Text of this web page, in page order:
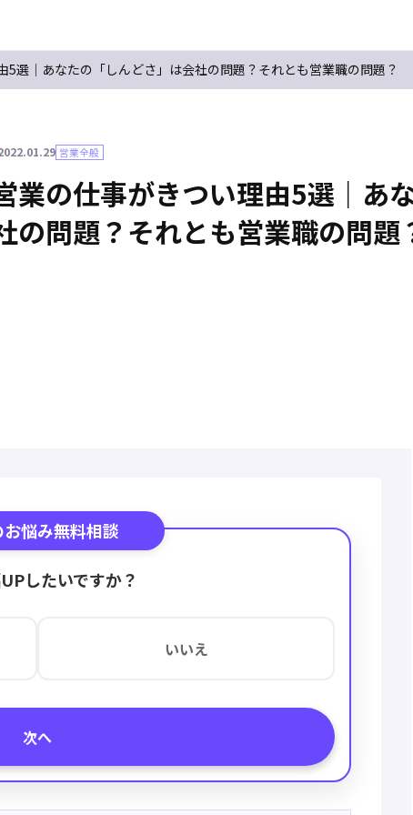
5選｜あなたの「しんどさ」は会社の問題？それとも営業職の問題？
営業全般
業の仕事がきつい理由5選｜あ
の問題？それとも営業職の問題
悩み無料相談
したいですか？
いいえ
次へ